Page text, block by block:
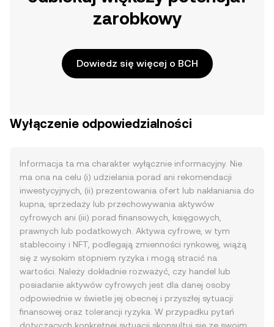
zarobkowy
Dowiedz się więcej o BCH
Wyłączenie odpowiedzialności
Informacja ta ma charakter wyłącznie informacyjny. Nie
ma ona na celu (i) udzielania porad ani rekomendacji
inwestycyjnych, (ii) prezentowania ofert lub nakłaniania do
kupna, sprzedaży lub przechowywania aktywów
cyfrowych ani (iii) porad finansowych, księgowych,
prawnych lub podatkowych. Aktywa cyfrowe, w tym
stablecoiny i NFT, podlegają zmienności rynkowej, wiążą
się z wysokim stopniem ryzyka i mogą stracić na
wartości. Należy dokładnie rozważyć, czy handel lub
posiadanie aktywów cyfrowych jest dla danej osoby
odpowiednie w świetle jej obecnej i przyszłej sytuacji
finansowej oraz tolerancji ryzyka. W przypadku pytań